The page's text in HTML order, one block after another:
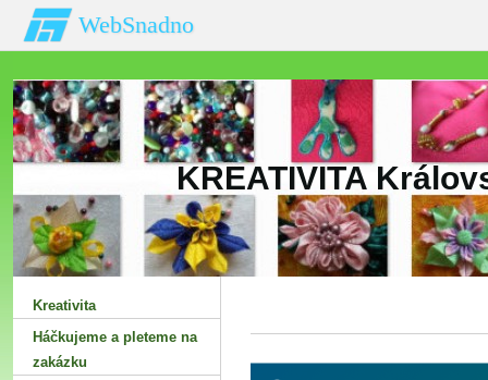
WebSnadno
KREATIVITA
Kreativita
Háčkujeme a pleteme na
zakázku